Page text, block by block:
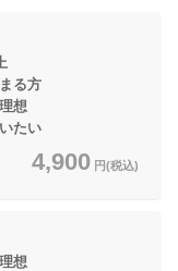
方
想
たい
4,900 円(税込)
想